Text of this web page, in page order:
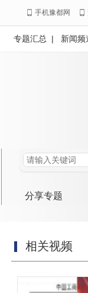
手机豫都网
专题汇总 | 新闻频
分享专题
相关视频